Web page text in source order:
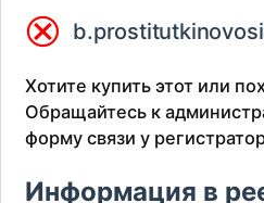
⮿
Хотите купить этот или
Обращайтесь к
форму связи у
Информация в